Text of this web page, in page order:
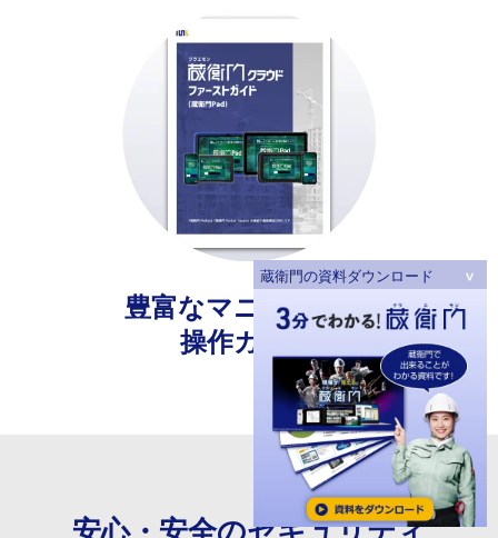
蔵衛門の資料ダウンロード
豊富なマニュアルや
操作ガイド
安心・安全のセキュリティ